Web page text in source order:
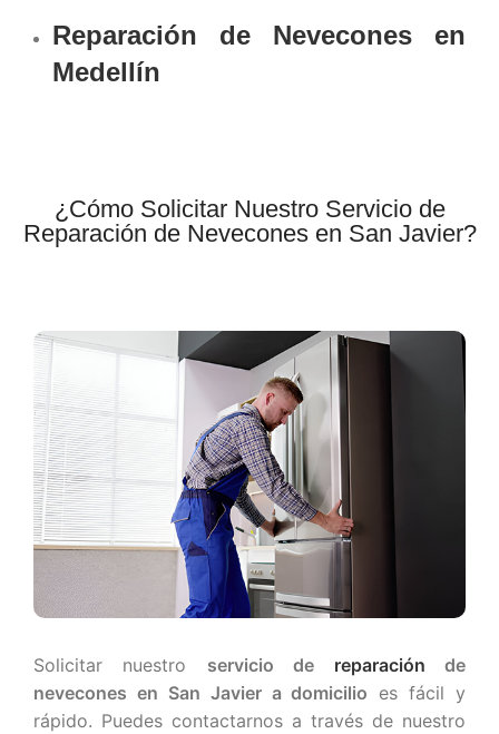
Reparación de Nevecones en
Medellín
¿Cómo Solicitar Nuestro Servicio de
Reparación de Nevecones en San Javier?
Solicitar nuestro servicio de reparación de
nevecones en San Javier a domicilio es fácil y
rápido. Puedes contactarnos a través de nuestro